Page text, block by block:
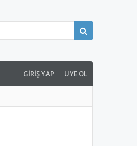
GIRIŞ YAP ÜYE OL